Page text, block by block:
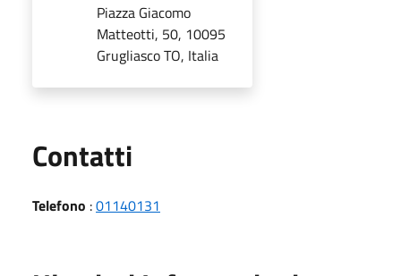
Piazza Giacomo
Matteotti, 50, 10095
Grugliasco TO, Italia
Contatti
Telefono :01140131